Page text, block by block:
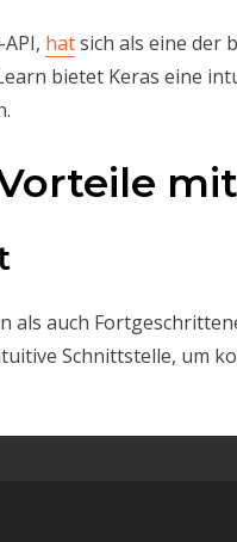
hatsich als eine der
bietet Keras eine
mit
als auch
Schnittstelle, um